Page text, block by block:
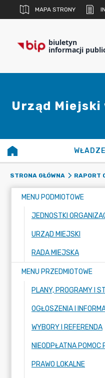
MAPA STRONY
biuletyn
informacji
Urząd Miejski
STRONA GŁÓWNA RAPORT
MENU PODMIOTOWE
JEDNOSTKI
URZĄD MIEJSKI
RADA MIEJSKA
MENU PRZEDMIOTOWE
OGŁOSZENIA I
WYBORY I REFERENDA
NIEODPŁATNA POMOC
PRAWO LOKALNE